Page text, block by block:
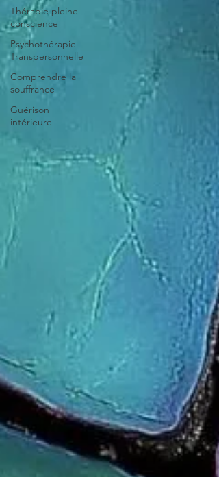
Thérapie pleine
conscience
Psychothérapie
Transpersonnelle
Comprendre la
souffrance
Guérison
intérieure